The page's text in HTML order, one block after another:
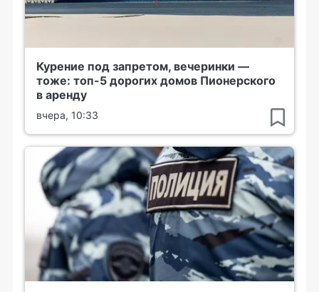
Курение под запретом, вечеринки —
тоже: топ-5 дорогих домов Пионерского
в аренду
вчера, 10:33